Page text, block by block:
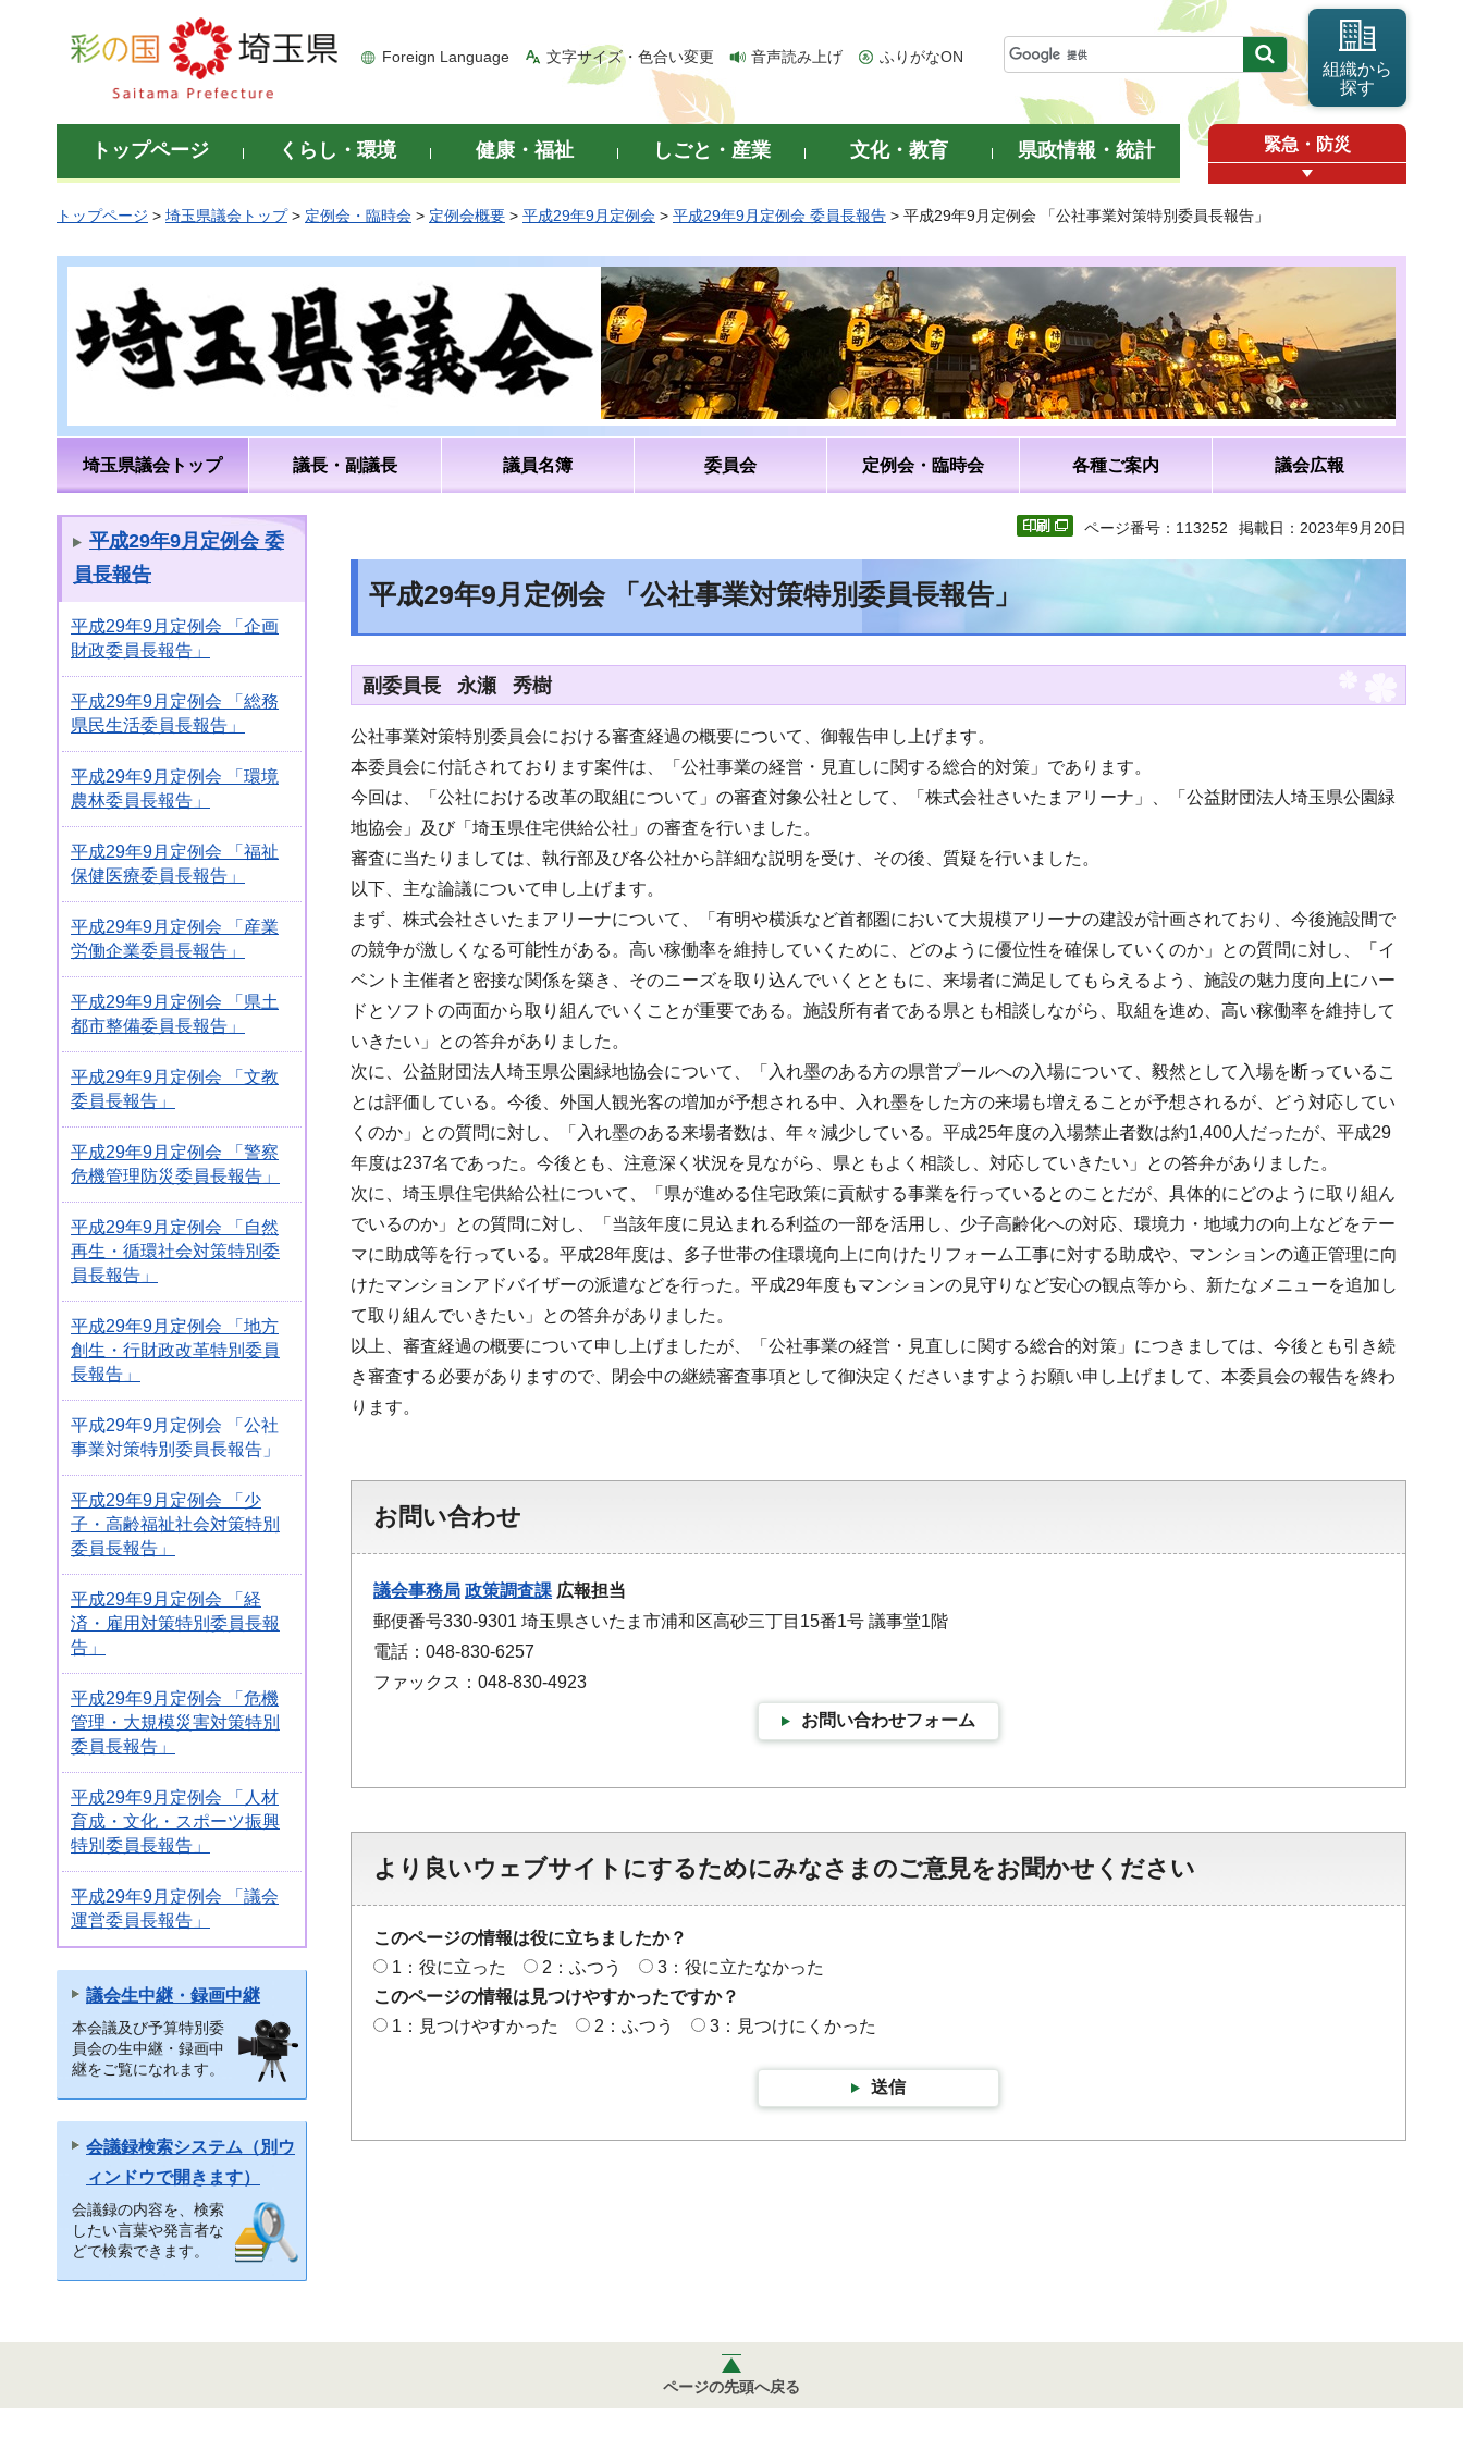
彩の国 埼玉県
Foreign Language 文字サイズ・色合い変更 音声読み上げ ふりがなON
組織から
探す
トップページ くらし・環境 健康・福祉 しごと・産業 文化・教育 県政情報・統計 緊急・防災
トップページ > 埼玉県議会トップ> 定例会・臨時会 > 定例会概要 > 平成29年9月定例会 > 平成29年9月定例会 委員長報告 > 平成29年9月定例会 「公社事業対策特別委員長報告」
埼玉県議会トップ 議長・副議長 議員名簿 委員会 定例会・臨時会 各種ご案内 議会広報
平成29年9月定例会 委
員長報告
平成29年9月定例会 「企画
財政委員長報告」
平成29年9月定例会 「総務
県民生活委員長報告」
平成29年9月定例会 「環境
農林委員長報告」
平成29年9月定例会 「福祉
保健医療委員長報告」
平成29年9月定例会 「産業
労働企業委員長報告」
平成29年9月定例会 「県土
都市整備委員長報告」
平成29年9月定例会 「文教
委員長報告」
平成29年9月定例会 「警察
危機管理防災委員長報告」
平成29年9月定例会 「自然
再生・循環社会対策特別委
員長報告」
平成29年9月定例会 「地方
創生・行財政改革特別委員
長報告」
平成29年9月定例会 「公社
事業対策特別委員長報告」
平成29年9月定例会 「少
子・高齢福祉社会対策特別
委員長報告」
平成29年9月定例会 「経
済・雇用対策特別委員長報
告」
平成29年9月定例会 「危機
管理・大規模災害対策特別
委員長報告」
平成29年9月定例会 「人材
育成・文化・スポーツ振興
特別委員長報告」
平成29年9月定例会 「議会
運営委員長報告」
議会生中継・録画中継
本会議及び予算特別委
員会の生中継・録画中
継をご覧になれます。
会議録検索システム（別ウ
ィンドウで開きます）
会議録の内容を、検索
したい言葉や発言者な
どで検索できます。
ページ番号：113252 掲載日：2023年9月20日
平成29年9月定例会 「公社事業対策特別委員長報告」
副委員長 永瀬 秀樹
公社事業対策特別委員会における審査経過の概要について、御報告申し上げます。
本委員会に付託されております案件は、「公社事業の経営・見直しに関する総合的対策」であります。
今回は、「公社における改革の取組について」の審査対象公社として、「株式会社さいたまアリーナ」、「公益財団法人埼玉県公園緑
地協会」及び「埼玉県住宅供給公社」の審査を行いました。
審査に当たりましては、執行部及び各公社から詳細な説明を受け、その後、質疑を行いました。
以下、主な論議について申し上げます。
まず、株式会社さいたまアリーナについて、「有明や横浜など首都圏において大規模アリーナの建設が計画されており、今後施設間で
の競争が激しくなる可能性がある。高い稼働率を維持していくために、どのように優位性を確保していくのか」との質問に対し、「イ
ベント主催者と密接な関係を築き、そのニーズを取り込んでいくとともに、来場者に満足してもらえるよう、施設の魅力度向上にハー
ドとソフトの両面から取り組んでいくことが重要である。施設所有者である県とも相談しながら、取組を進め、高い稼働率を維持して
いきたい」との答弁がありました。
次に、公益財団法人埼玉県公園緑地協会について、「入れ墨のある方の県営プールへの入場について、毅然として入場を断っているこ
とは評価している。今後、外国人観光客の増加が予想される中、入れ墨をした方の来場も増えることが予想されるが、どう対応してい
くのか」との質問に対し、「入れ墨のある来場者数は、年々減少している。平成25年度の入場禁止者数は約1,400人だったが、平成29
年度は237名であった。今後とも、注意深く状況を見ながら、県ともよく相談し、対応していきたい」との答弁がありました。
次に、埼玉県住宅供給公社について、「県が進める住宅政策に貢献する事業を行っているとのことだが、具体的にどのように取り組ん
でいるのか」との質問に対し、「当該年度に見込まれる利益の一部を活用し、少子高齢化への対応、環境力・地域力の向上などをテー
マに助成等を行っている。平成28年度は、多子世帯の住環境向上に向けたリフォーム工事に対する助成や、マンションの適正管理に向
けたマンションアドバイザーの派遣などを行った。平成29年度もマンションの見守りなど安心の観点等から、新たなメニューを追加し
て取り組んでいきたい」との答弁がありました。
以上、審査経過の概要について申し上げましたが、「公社事業の経営・見直しに関する総合的対策」につきましては、今後とも引き続
き審査する必要がありますので、閉会中の継続審査事項として御決定くださいますようお願い申し上げまして、本委員会の報告を終わ
ります。
お問い合わせ
議会事務局 政策調査課 広報担当
郵便番号330-9301 埼玉県さいたま市浦和区高砂三丁目15番1号 議事堂1階
電話：048-830-6257
ファックス：048-830-4923
お問い合わせフォーム
より良いウェブサイトにするためにみなさまのご意見をお聞かせください
このページの情報は役に立ちましたか？
1：役に立った
2：ふつう
3：役に立たなかった
このページの情報は見つけやすかったですか？
1：見つけやすかった
2：ふつう 3：見つけにくかった
送信
ページの先頭へ戻る